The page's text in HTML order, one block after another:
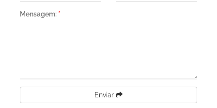
Mensagem: *
Enviar